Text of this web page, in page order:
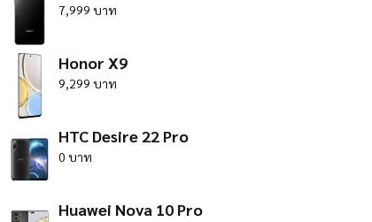
7,999 บาท
Honor X9
9,299 บาท
HTC Desire 22 Pro
0 บาท
Huawei Nova 10 Pro